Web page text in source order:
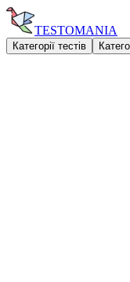
TESTOMANIA
Категорії тестів